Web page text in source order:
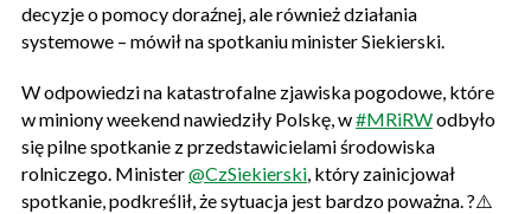
decyzje o pomocy doraźnej, ale również działania
systemowe – mówił na spotkaniu minister Siekierski.
W odpowiedzi na katastrofalne zjawiska pogodowe, które
w miniony weekend nawiedziły Polskę, w#MRiRWodbyło
się pilne spotkanie z przedstawicielami środowiska
rolniczego. Minister@CzSiekierski , który zainicjował
spotkanie, podkreślił, że sytuacja jest bardzo poważna. ?⚠️